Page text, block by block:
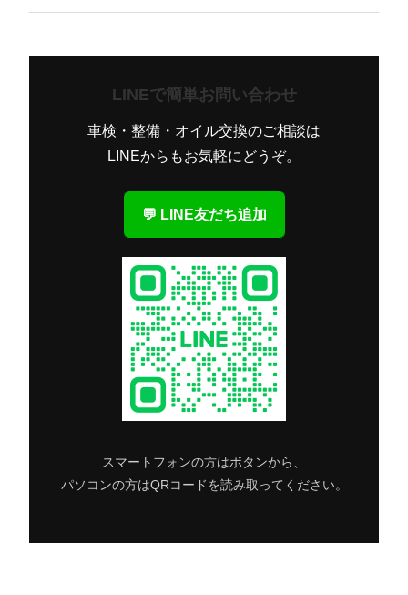
LINEで簡単お問い合わせ
車検・整備・オイル交換のご相談は
LINEからもお気軽にどうぞ。
💬 LINE友だち追加
スマートフォンの方はボタンから、
パソコンの方はQRコードを読み取ってください。